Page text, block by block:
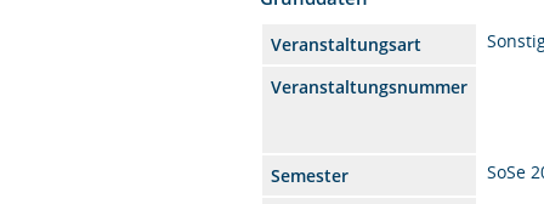
Veranstaltungsart
Veranstaltungsnummer
Semester
SoSe